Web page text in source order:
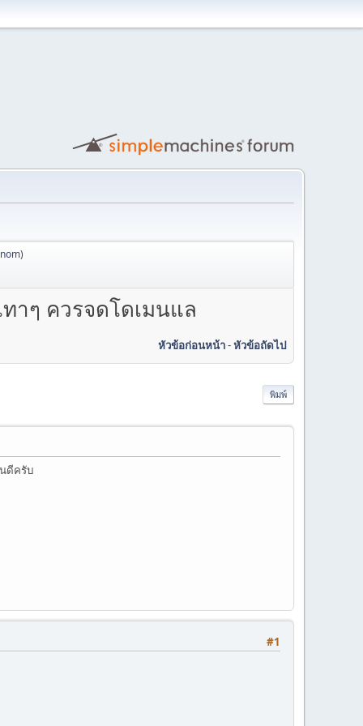
)
าๆ ควรจดโดเมนแล
หัวข้อก่อนหน้า-หัวข้อถัดไป
พิมพ์
ดีครับ
#1